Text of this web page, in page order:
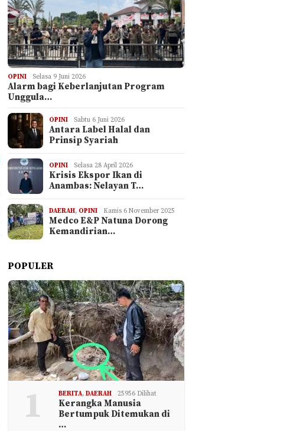
OPINI Selasa 9 Juni 2026
Alarm bagi Keberlanjutan Program
Unggula…
OPINI Sabtu 6 Juni 2026
Antara Label Halal dan
Prinsip Syariah
OPINI Selasa 28 April 2026
Krisis Ekspor Ikan di
Anambas: Nelayan T…
DAERAH, OPINI Kamis 6 November 2025
Medco E&P Natuna Dorong
Kemandirian…
POPULER
1 BERITA,DAERAH 25956 Dilihat
Kerangka Manusia
Bertumpuk Ditemukan di
…